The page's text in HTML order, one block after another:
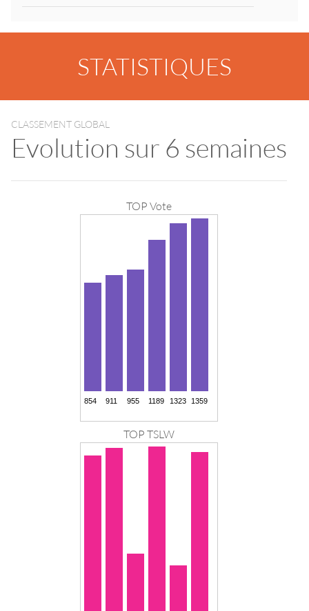
STATISTIQUES
CLASSEMENT GLOBAL
Evolution sur 6 semaines
TOP Vote
TOP TSLW